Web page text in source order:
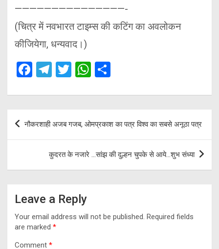
———————————————-
(चित्र में नवभारत टाइम्स की कटिंग का अवलोकन
कीजियेगा, धन्यवाद।)
F
ce
o
T
e
a
m
T
tt
W
at
A
p
p
ar
Post
navigation
नौकरशाही अजब गजब, ओमप्रकाश का पत्र विश्व का सबसे अनूठा पत्र
कुदरत के नजारे …सांझ की दुल्हन चुपके से आये…शुभ संध्या
Leave a Reply
Your email address will not be published. Required fields
are marked *
Comment *